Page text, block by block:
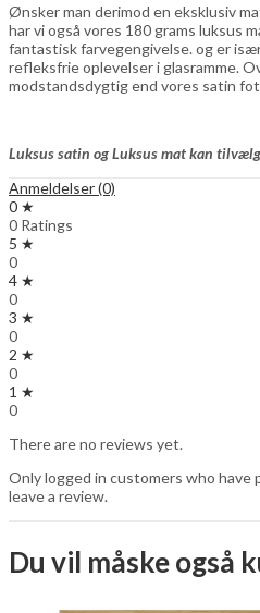
Ønsker man derimod en eksklusiv
har vi også vores 180 grams luksus
fantastisk farvegengivelse. og er
refleksfrie oplevelser i glasramme.
modstandsdygtig end vores satin
Luksus satin og Luksus mat kan
Anmeldelser (0)
0 ★
0 Ratings
5 ★
0
4 ★
0
3 ★
0
2 ★
0
1 ★
0
There are no reviews yet.
Only logged in customers who have
leave a review.
Du vil måske også